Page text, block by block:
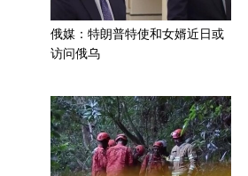
俄媒：特朗普特使和女婿近日或
访问俄乌